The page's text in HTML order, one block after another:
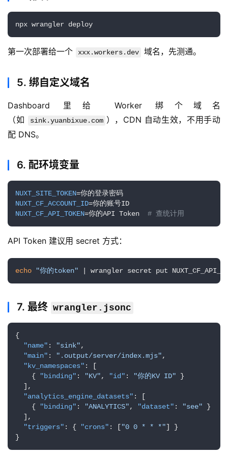
A
实
干
群
运
营
记
软
npx wrangler deploy
第一次部署给一个 xxx.workers.dev 域名，先测通。
5. 绑自定义域名
Dashboard 里给 Worker 绑个域名
（如
sink.yuanbixue.com ），CDN 自动生效，不用手动
配 DNS。
6. 配环境变量
NUXT_SITE_TOKEN
NUXT_CF_ACCOUNT_ID
NUXT_CF_API_TOKEN=你的API Token # 查统计用
API Token 建议用 secret 方式：
echo "你的token" | wrangler secret put
7. 最终 wrangler.jsonc
{
"name" : "sink",
"main" : ".output/server/index.mjs",
"kv_namespaces" :
[
{
"binding" : "KV", "id" : "你的KV ID"
}
] ,
"analytics_engine_datasets" :
[
{
"binding" : "ANALYTICS", "dataset" : "see"
}
] ,
"triggers" : { "crons" : ["0 0 * * *"]
}
}